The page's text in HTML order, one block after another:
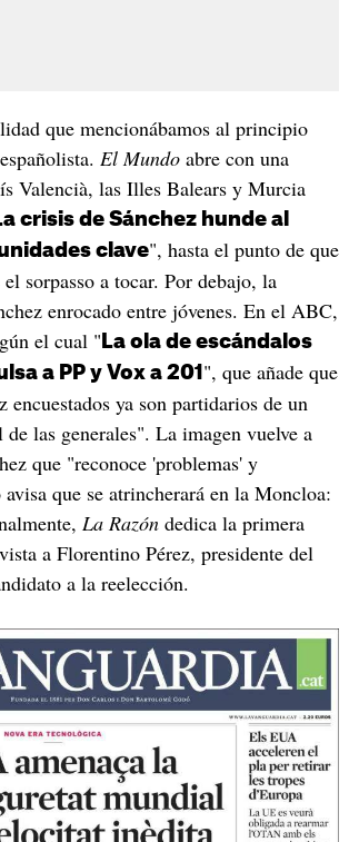
que mencionábamos al principio
El Mundoabre con una
Valencià, las Illes Balears y Murcia
crisis de Sánchez hunde al
clave", hasta el punto de que
sorpasso a tocar. Por debajo, la
enrocado entre jóvenes. En el ABC,
el cual " La ola de escándalos
a PP y Vox a 201 ", que añade que
encuestados ya son partidarios de un
de las generales". La imagen vuelve a
que "reconoce 'problemas' y
avisa que se atrincherará en la Moncloa:
La Razóndedica la primera
a Florentino Pérez, presidente del
a la reelección.